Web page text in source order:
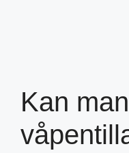
Kan